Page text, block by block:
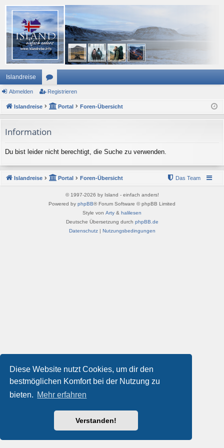
Diese Website nutzt Cookies, um dir den
bestmöglichen Komfort bei der Nutzung zu
bieten. Mehr erfahren
Verstanden!
Islandreise
or
en
Abmelden Registrieren
Islandreise Portal Foren-Übersicht
Information
Du bist leider nicht berechtigt, die Suche zu verwenden.
Islandreise Portal Foren-Übersicht Das Team
© 1997-2026 by Island - einfach anders!
Powered by phpBB® Forum Software © phpBB Limited
Style von Arty & halilesen
Deutsche Übersetzung durch phpBB.de
Datenschutz| Nutzungsbedingungen